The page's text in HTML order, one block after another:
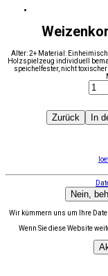
Alter: 2+ Material:
Holzspielzeug individuell
speichelfester, nicht
Zurück In
Nein,
Wir kümmern uns um Ihre
Wenn Sie diese Website